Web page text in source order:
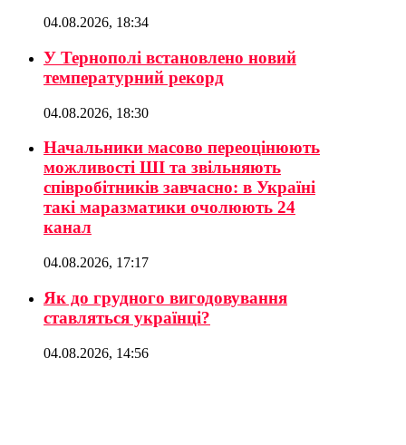
04.08.2026, 18:34
У Тернополі встановлено новий
температурний рекорд
04.08.2026, 18:30
Начальники масово переоцінюють
можливості ШІ та звільняють
співробітників завчасно: в Україні
такі маразматики очолюють 24
канал
04.08.2026, 17:17
Як до грудного вигодовування
ставляться українці?
04.08.2026, 14:56